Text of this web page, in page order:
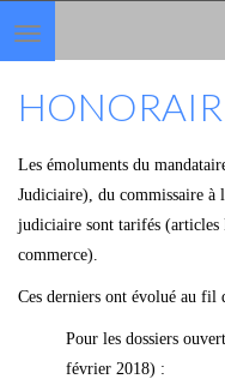
Toggle
navigation
Les émoluments du
Judiciaire), du commissaire à
judiciaire sont tarifés (articles
commerce).
Ces derniers ont évolué au fil
Pour les dossiers
février 2018) :